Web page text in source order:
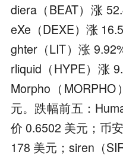
diera（BEAT）涨
eXe（DEXE）涨
ghter（LIT）涨
rliquid（HYPE）涨
Morpho（
元。跌幅前五：
价 0.6502 美元；币
178 美元；siren（